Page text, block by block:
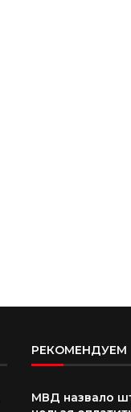
РЕКОМЕНДУЕМ
МВД назвало